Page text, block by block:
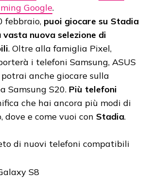
Google.
febbraio, puoi giocare su Stadia
nuova selezione di
. Oltre alla famiglia Pixel,
i telefoni Samsung, ASUS
potrai anche giocare sulla
Samsung S20. Più telefoni
che hai ancora più modi di
dove e come vuoi con Stadia.
di nuovi telefoni compatibili
S8